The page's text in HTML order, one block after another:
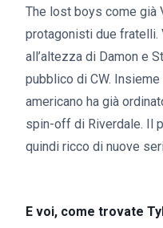
The lost boys come già
protagonisti due fratelli.
all’altezza di Damon e
pubblico di CW.
americano ha già
spin-off di Riverdale. Il
quindi ricco di nuove
E voi, come trovate